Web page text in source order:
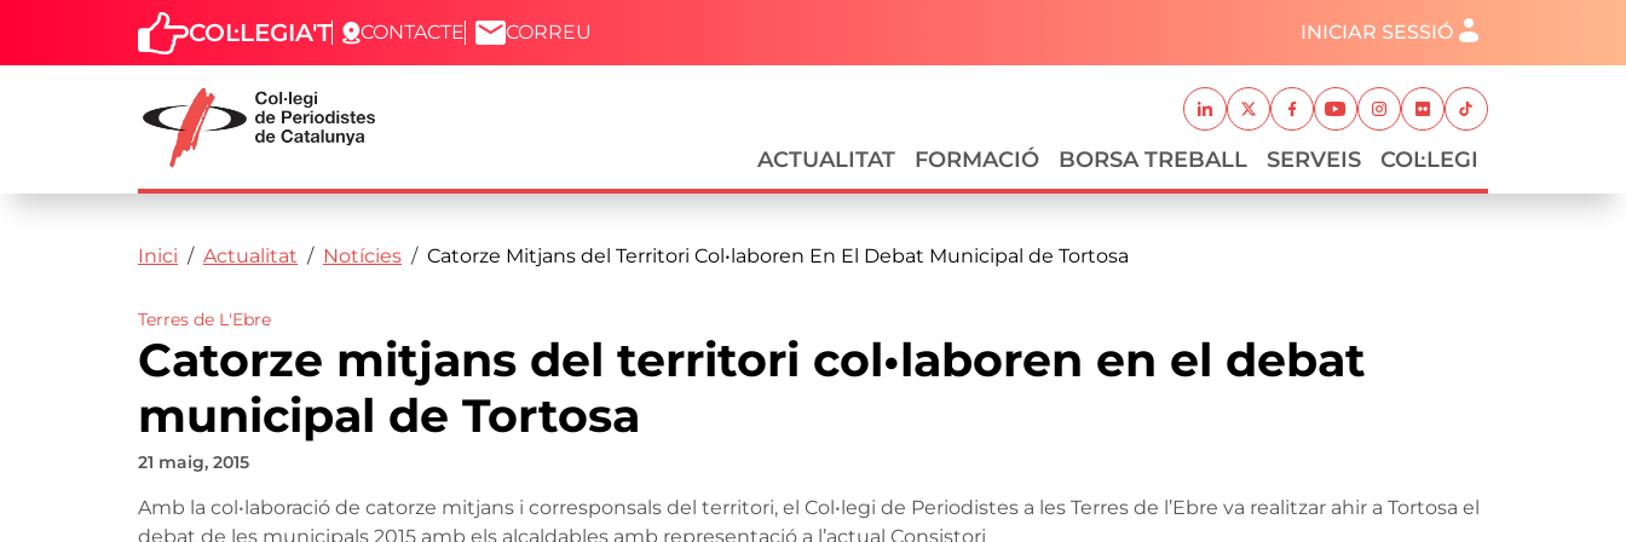
Vés al contingut
Capçalera
COL·LEGIA'T CONTACTE CORREU Menú del compte d'usuari
INICIAR SESSIÓ
Xarxes socials
LinkedinTwitterFacebook
YoutubeInstagram
FlickrTikTok
Navegació principal
ACTUALITAT FORMACIÓ BORSA TREBALL SERVEIS COL·LEGI
Fil d'ariadna
Inici Actualitat Notícies Catorze Mitjans del Territori Col•laboren En El Debat Municipal de Tortosa
Terres de L'Ebre
Catorze mitjans del territori col•laboren en el debat
municipal de Tortosa
21 maig, 2015
Amb la col•laboració de catorze mitjans i corresponsals del territori, el Col•legi de Periodistes a les Terres de l’Ebre va realitzar ahir a Tortosa el
debat de les municipals 2015 amb els alcaldables amb representació a l’actual Consistori